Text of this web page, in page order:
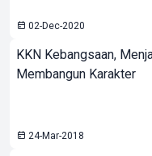
02-Dec-2020
KKN Kebangsaan,
Membangun Karakter
24-Mar-2018